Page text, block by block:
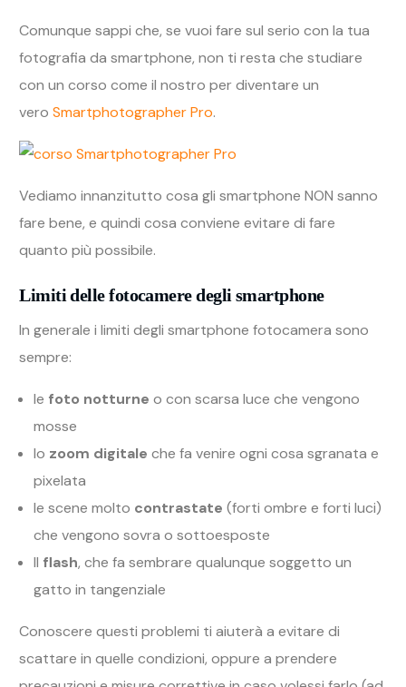
Comunque sappi che, se vuoi fare sul serio con la tua
fotografia da smartphone, non ti resta che studiare
con un corso come il nostro per diventare un
vero Smartphotographer Pro.
Vediamo innanzitutto cosa gli smartphone NON sanno
fare bene, e quindi cosa conviene evitare di fare
quanto più possibile.
Limiti delle fotocamere degli smartphone
In generale i limiti degli smartphone fotocamera sono
sempre:
le foto notturne o con scarsa luce che vengono
mosse
lo zoom digitale che fa venire ogni cosa sgranata e
pixelata
le scene molto contrastate (forti ombre e forti luci)
che vengono sovra o sottoesposte
Il flash, che fa sembrare qualunque soggetto un
gatto in tangenziale
Conoscere questi problemi ti aiuterà a evitare di
scattare in quelle condizioni, oppure a prendere